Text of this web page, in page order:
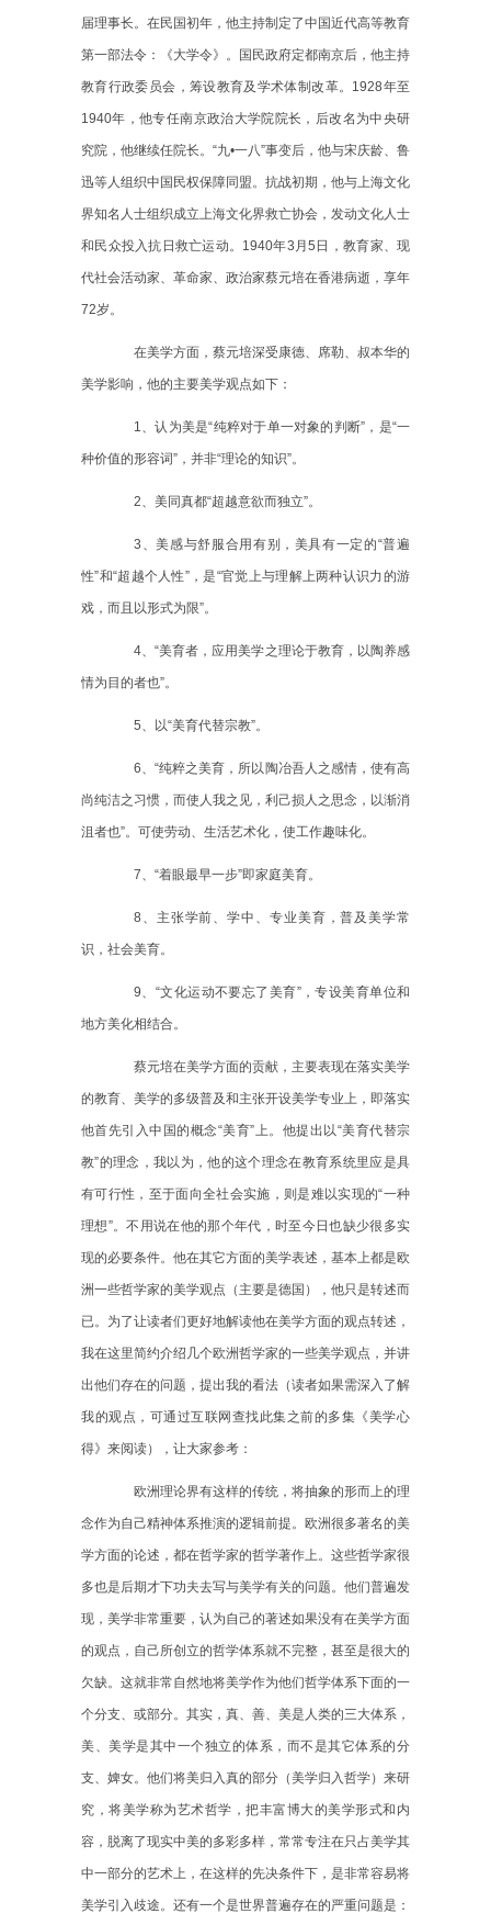
届理事长。在民国初年，他主持制定了中国近代高等教育
第一部法令：《大学令》。国民政府定都南京后，他主持
教育行政委员会，筹设教育及学术体制改革。 1928年至
1940年，他专任南京政治大学院院长，后改名为中央研
究院，他继续任院长。“九•一八”事变后，他与宋庆龄、鲁
迅等人组织中国民权保障同盟。抗战初期，他与上海文化
界知名人士组织成立上海文化界救亡协会，发动文化人士
和民众投入抗日救亡运动。 1940年3 月5 日，教育家、现
代社会活动家、革命家、政治家蔡元培在香港病逝，享年
72岁。
在美学方面，蔡元培深受康德、席勒、叔本华的
美学影响，他的主要美学观点如下：
1 、认为美是“纯粹对于单一对象的判断”，是“一
种价值的形容词”，并非“理论的知识”。
2 、美同真都“超越意欲而独立”。
3 、美感与舒服合用有别，美具有一定的“普遍
性”和“超越个人性”，是“官觉上与理解上两种认识力的游
戏，而且以形式为限”。
4 、“美育者，应用美学之理论于教育，以陶养感
情为目的者也”。
5 、以“美育代替宗教”。
6 、“纯粹之美育，所以陶冶吾人之感情，使有高
尚纯洁之习惯，而使人我之见，利己损人之思念，以渐消
沮者也”。可使劳动、生活艺术化，使工作趣味化。
7 、“着眼最早一步”即家庭美育。
8 、主张学前、学中、专业美育，普及美学常
识，社会美育。
9 、“文化运动不要忘了美育”，专设美育单位和
地方美化相结合。
蔡元培在美学方面的贡献，主要表现在落实美学
的教育、美学的多级普及和主张开设美学专业上，即落实
他首先引入中国的概念“美育”上。他提出以“美育代替宗
教”的理念，我以为，他的这个理念在教育系统里应是具
有可行性，至于面向全社会实施，则是难以实现的“一种
理想”。不用说在他的那个年代，时至今日也缺少很多实
现的必要条件。他在其它方面的美学表述，基本上都是欧
洲一些哲学家的美学观点（主要是德国），他只是转述而
已。为了让读者们更好地解读他在美学方面的观点转述，
我在这里简约介绍几个欧洲哲学家的一些美学观点，并讲
出他们存在的问题，提出我的看法（读者如果需深入了解
我的观点，可通过互联网查找此集之前的多集《美学心
得》来阅读），让大家参考：
欧洲理论界有这样的传统，将抽象的形而上的理
念作为自己精神体系推演的逻辑前提。欧洲很多著名的美
学方面的论述，都在哲学家的哲学著作上。这些哲学家很
多也是后期才下功夫去写与美学有关的问题。他们普遍发
现，美学非常重要，认为自己的著述如果没有在美学方面
的观点，自己所创立的哲学体系就不完整，甚至是很大的
欠缺。这就非常自然地将美学作为他们哲学体系下面的一
个分支、或部分。其实，真、善、美是人类的三大体系，
美、美学是其中一个独立的体系，而不是其它体系的分
支、婢女。他们将美归入真的部分（美学归入哲学）来研
究，将美学称为艺术哲学，把丰富博大的美学形式和内
容，脱离了现实中美的多彩多样，常常专注在只占美学其
中一部分的艺术上，在这样的先决条件下，是非常容易将
美学引入歧途。还有一个是世界普遍存在的严重问题是：